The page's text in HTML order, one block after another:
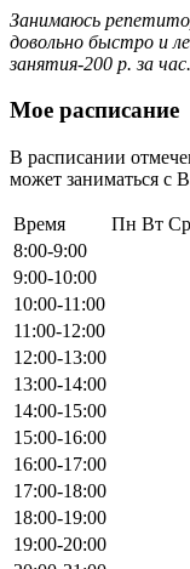
Занимаюсь
довольно быстро и
занятия-200 р. за час.
Мое расписание
В расписании
может заниматься с
Время Пн Вт Ср
8:00-9:00
9:00-10:00
10:00-11:00
11:00-12:00
12:00-13:00
13:00-14:00
14:00-15:00
15:00-16:00
16:00-17:00
17:00-18:00
18:00-19:00
19:00-20:00